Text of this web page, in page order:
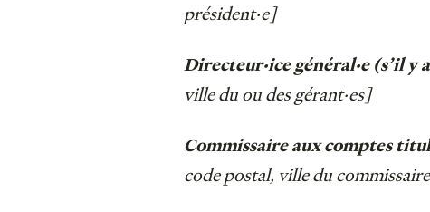
président·e]
Directeur·ice général·e (s’il y
ville du ou des gérant·es]
Commissaire aux comptes
code postal, ville du